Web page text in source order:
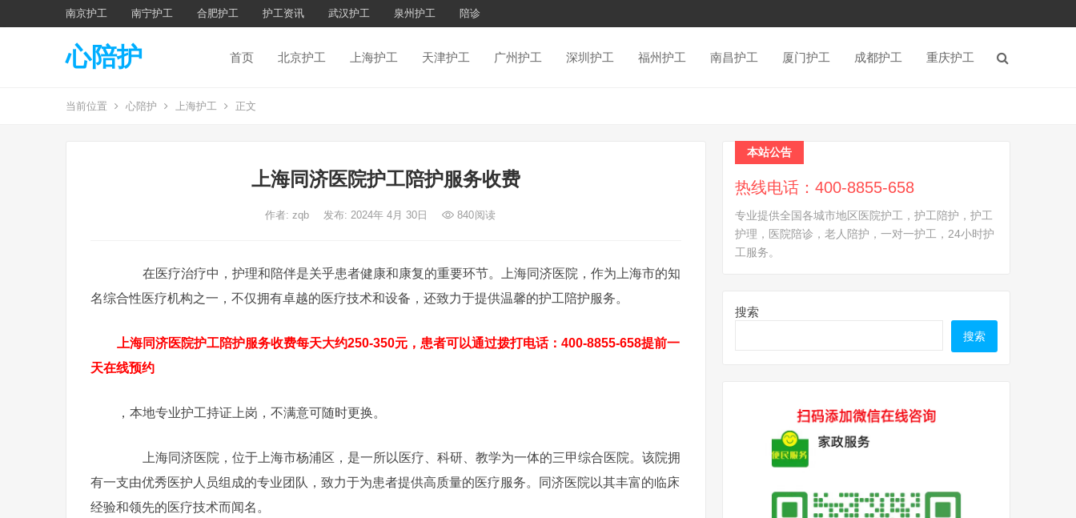
南京护工 南宁护工 合肥护工 护工资讯 武汉护工 泉州护工 陪诊
心陪护 首页 北京护工 上海护工 天津护工 广州护工 深圳护工 福州护工 南昌护工 厦门护工 成都护工 重庆护工
当前位置 心陪护 上海护工 正文
上海同济医院护工陪护服务收费
作者: zqb 发布: 2024年 4月 30日 840阅读
在医疗治疗中，护理和陪伴是关乎患者健康和康复的重要环节。上海同济医院，作为上海市的知
名综合性医疗机构之一，不仅拥有卓越的医疗技术和设备，还致力于提供温馨的护工陪护服务。
上海同济医院护工陪护服务收费每天大约250-350元，患者可以通过拨打电话：400-8855-658提前一
天在线预约
，本地专业护工持证上岗，不满意可随时更换。
上海同济医院，位于上海市杨浦区，是一所以医疗、科研、教学为一体的三甲综合医院。该院拥
有一支由优秀医护人员组成的专业团队，致力于为患者提供高质量的医疗服务。同济医院以其丰富的临床
经验和领先的医疗技术而闻名。
本站公告
热线电话：400-8855-658
专业提供全国各城市地区医院护工，护工陪护，护工
护理，医院陪诊，老人陪护，一对一护工，24小时护
工服务。
搜索
搜索